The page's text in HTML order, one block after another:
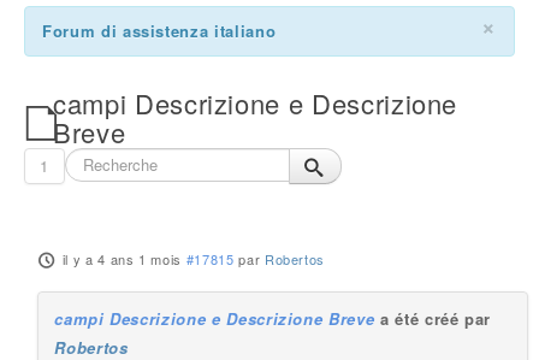
×
Forum di assistenza italiano
campi Descrizione e Descrizione
Breve
1
il y a 4 ans 1 mois #17815 par Robertos
campi Descrizione e Descrizione Breve a été créé par
Robertos